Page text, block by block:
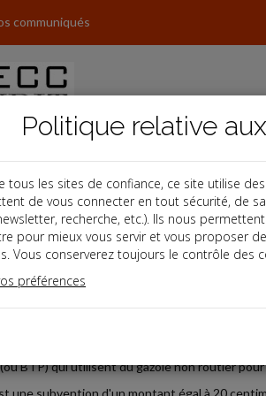
communiqués
05-26
AU GAZOLE NON
du 8 mai 2026 institue une nouvelle aide
BTP) qui utilisent du gazole non routier
une subvention d'un montant égal à 20
Politique relative
tous les sites de confiance, ce site utilise
de vous connecter en tout sécurité, de
recherche, etc.). Ils nous
pour mieux vous servir et vous proposer
Vous conserverez toujours le contrôle des
préférences